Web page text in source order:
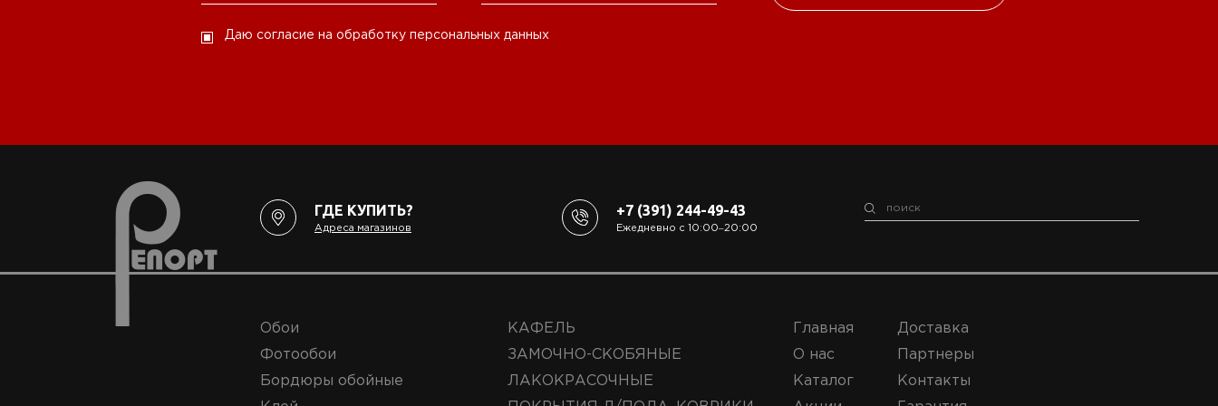
Даю согласие на обработку персональных данных
ГДЕ КУПИТЬ?
Адреса магазинов
+7 (391) 244-49-43
Ежедневно с 10:00‒20:00
Обои
Фотообои
Бордюры обойные
КАФЕЛЬ
ЗАМОЧНО-СКОБЯНЫЕ
ЛАКОКРАСОЧНЫЕ
Главная
О нас
Каталог
Доставка
Партнеры
Контакты